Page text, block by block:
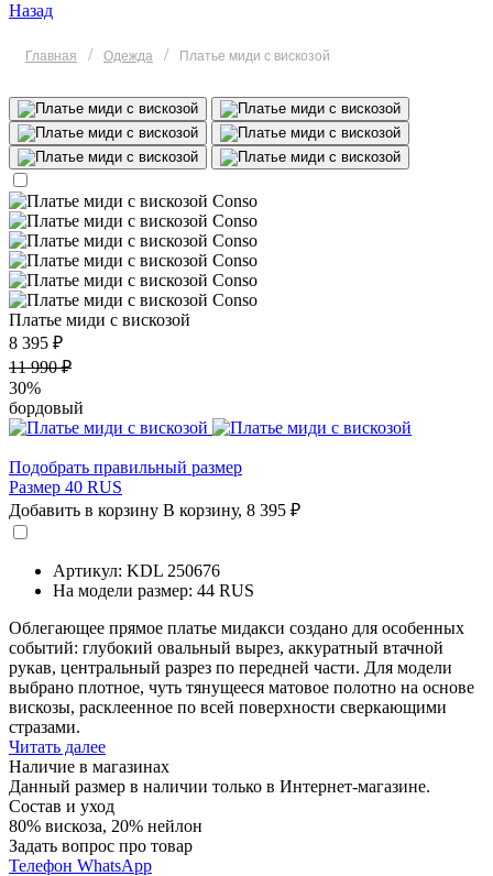
Назад
Главная / Одежда / Платье миди с вискозой
Платье миди с вискозой
8 395 ₽
11 990 ₽
30%
бордовый
Подобрать правильный размер
Размер 40 RUS
Добавить в корзину В корзину, 8 395 ₽
Артикул: KDL 250676
На модели размер: 44 RUS
Облегающее прямое платье мидакси создано для особенных
событий: глубокий овальный вырез, аккуратный втачной
рукав, центральный разрез по передней части. Для модели
выбрано плотное, чуть тянущееся матовое полотно на основе
вискозы, расклеенное по всей поверхности сверкающими
стразами.
Читать далее
Наличие в магазинах
Данный размер в наличии только в Интернет-магазине.
Состав и уход
80% вискоза, 20% нейлон
Задать вопрос про товар
Телефон WhatsApp